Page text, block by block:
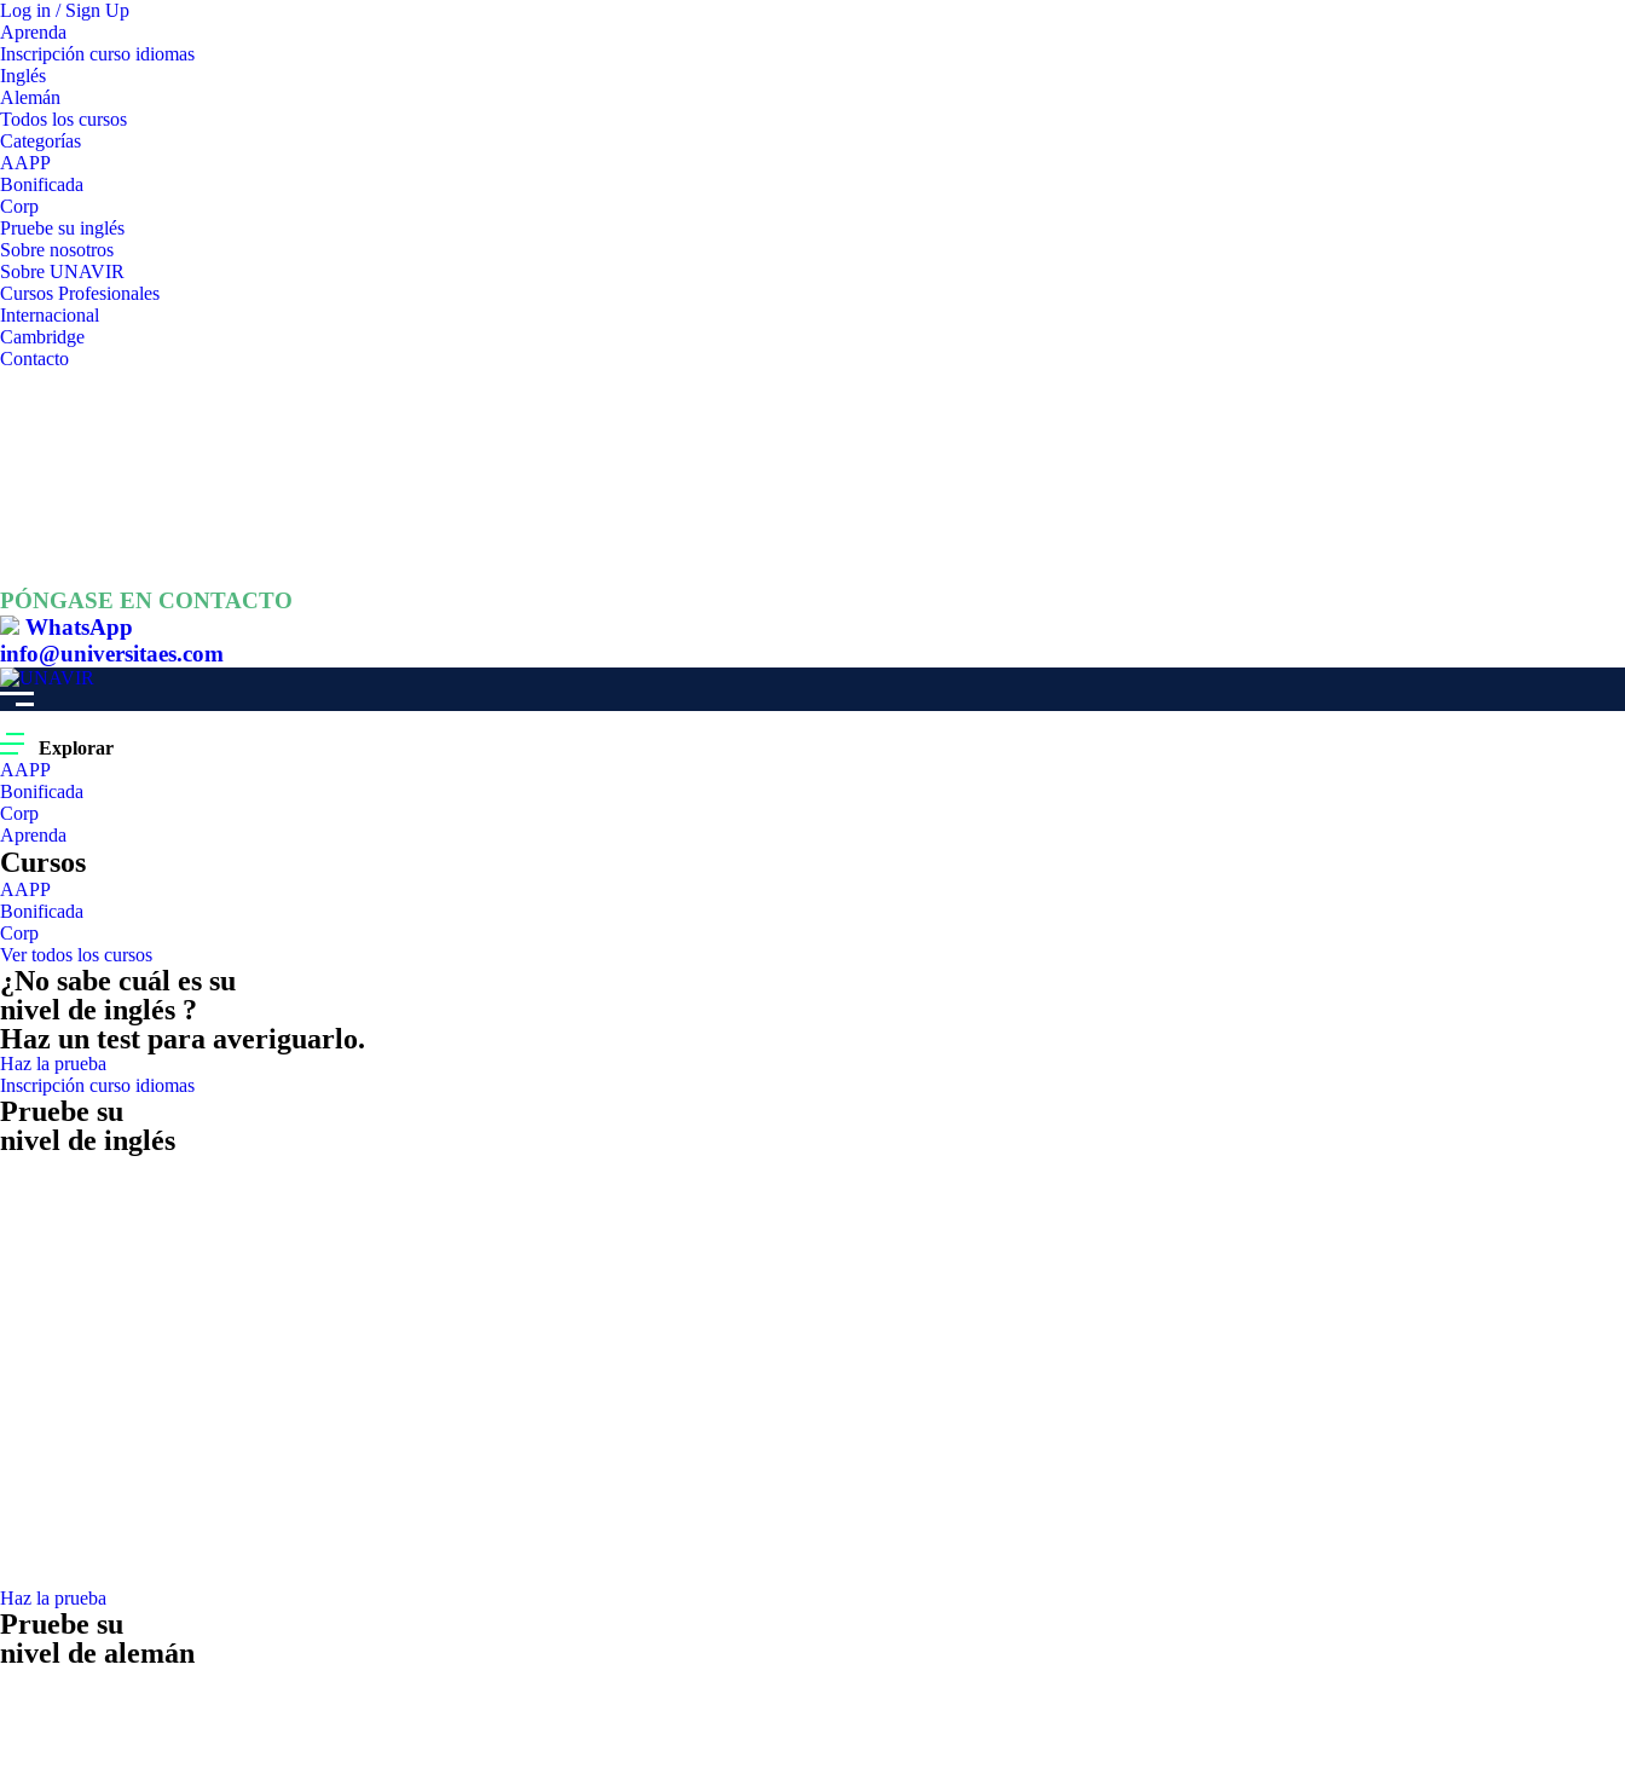
Log in / Sign Up
Aprenda
Inscripción curso idiomas
Inglés
Alemán
Todos los cursos
Categorías
AAPP
Bonificada
Corp
Pruebe su inglés
Sobre nosotros
Sobre UNAVIR
Cursos Profesionales
Internacional
Cambridge
Contacto
PÓNGASE EN CONTACTO
WhatsApp
info@universitaes.com
Explorar
AAPP
Bonificada
Corp
Aprenda
Cursos
AAPP
Bonificada
Corp
Ver todos los cursos
¿No sabe cuál es su
nivel de inglés ?
Haz un test para averiguarlo.
Haz la prueba
Inscripción curso idiomas
Pruebe su
nivel de inglés
Haz la prueba
Pruebe su
nivel de alemán